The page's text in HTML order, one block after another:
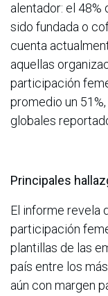
alentador: el 48%
sido fundada o
cuenta
aquellas
participación
promedio un
globales
Principales
El informe revela
participación
plantillas de las
país entre los
aún con margen